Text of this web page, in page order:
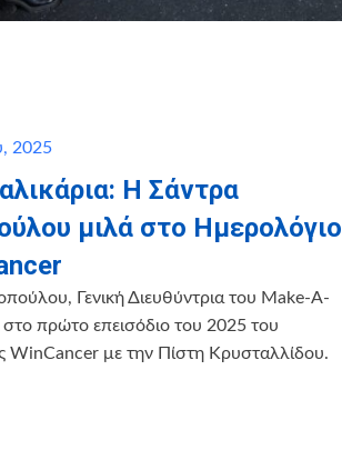
2025
Η Σάντρα
μιλά στο Ημερολόγιο
Γενική Διευθύντρια του Make-A-
πρώτο επεισόδιο του 2025 του
WinCancer με την Πίστη Κρυσταλλίδου.